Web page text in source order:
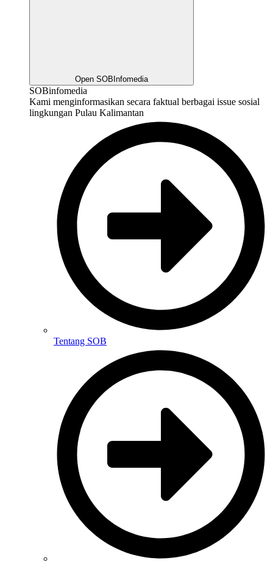
Open SOBInfomedia
SOBinfomedia
Kami menginformasikan secara faktual berbagai issue sosial
lingkungan Pulau Kalimantan
Tentang SOB